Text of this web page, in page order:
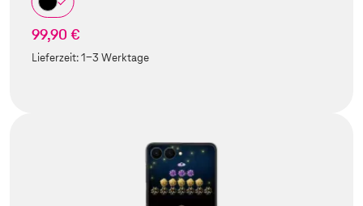
99,90 €
Lieferzeit:1-3 Werktage